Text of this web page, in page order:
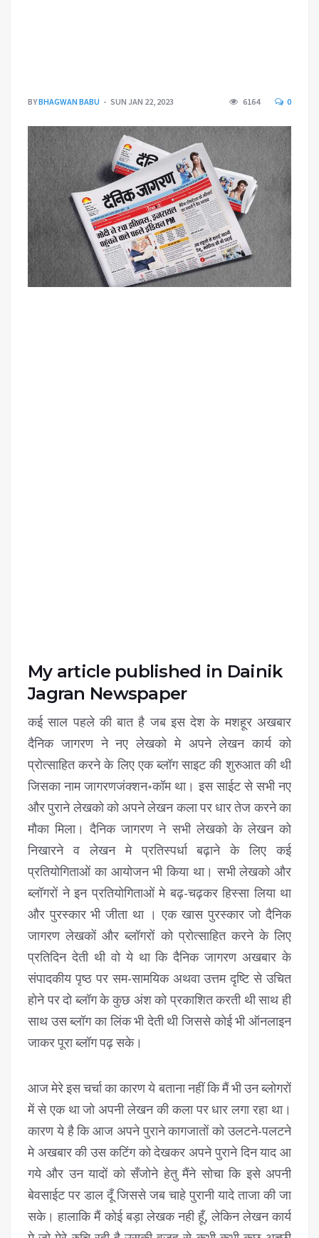
BYBHAGWAN BABU SUN JAN 22, 2023 6164 0
My article published in Dainik
Jagran Newspaper
कई साल पहले की बात है जब इस देश के मशहूर अखबार
दैनिक जागरण ने नए लेखको मे अपने लेखन कार्य को
प्रोत्साहित करने के लिए एक ब्लॉग साइट की शुरुआत की थी
जिसका नाम जागरणजंक्शन॰कॉम था। इस साईट से सभी नए
और पुराने लेखको को अपने लेखन कला पर धार तेज करने का
मौका मिला। दैनिक जागरण ने सभी लेखको के लेखन को
निखारने व लेखन मे प्रतिस्पर्धा बढ़ाने के लिए कई
प्रतियोगिताओं का आयोजन भी किया था। सभी लेखको और
ब्लॉगरों ने इन प्रतियोगिताओं मे बढ़-चढ़कर हिस्सा लिया था
और पुरस्कार भी जीता था । एक खास पुरस्कार जो दैनिक
जागरण लेखकों और ब्लॉगरों को प्रोत्साहित करने के लिए
प्रतिदिन देती थी वो ये था कि दैनिक जागरण अखबार के
संपादकीय पृष्ठ पर सम-सामयिक अथवा उत्तम दृष्टि से उचित
होने पर दो ब्लॉग के कुछ अंश को प्रकाशित करती थी साथ ही
साथ उस ब्लॉग का लिंक भी देती थी जिससे कोई भी ऑनलाइन
जाकर पूरा ब्लॉग पढ़ सके।
आज मेरे इस चर्चा का कारण ये बताना नहीं कि मैं भी उन ब्लोगरों
में से एक था जो अपनी लेखन की कला पर धार लगा रहा था।
कारण ये है कि आज अपने पुराने कागजातों को उलटने-पलटने
मे अखबार की उस कटिंग को देखकर अपने पुराने दिन याद आ
गये और उन यादों को सँजोने हेतु मैंने सोचा कि इसे अपनी
बेवसाईट पर डाल दूँ जिससे जब चाहे पुरानी यादे ताजा की जा
सके। हालाकि मैं कोई बड़ा लेखक नही हूँ, लेकिन लेखन कार्य